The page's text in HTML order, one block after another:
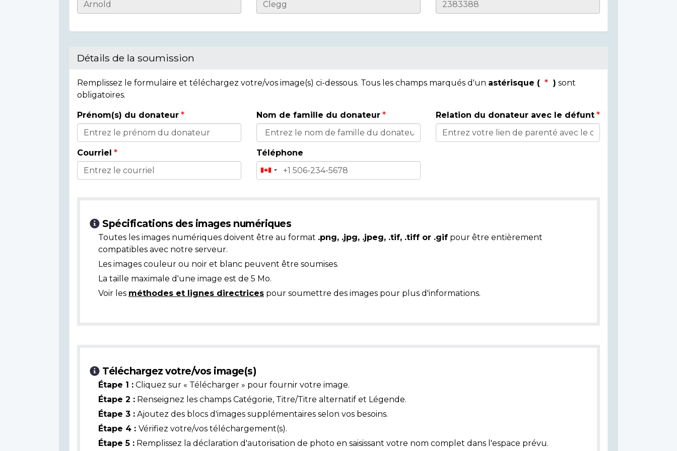
Informations
l'individu
Détails de la soumission
Remplissez le formulaire et téléchargez votre/vos image(s) ci-dessous. Tous les champs marqués d'un astérisque ( ) sont
obligatoires.
Détails
du
donateur
Prénom(s) du donateur Nom de famille du donateur Relation du donateur avec le défunt
Courriel Téléphone
Spécifications des images numériques
Toutes les images numériques doivent être au format .png, .jpg, .jpeg, .tif, .tiff or .gif pour être entièrement
compatibles avec notre serveur.
Les images couleur ou noir et blanc peuvent être soumises.
La taille maximale d'une image est de 5 Mo.
Voir les méthodes et lignes directrices pour soumettre des images pour plus d'informations.
Téléchargez votre/vos image(s)
Étape 1 : Cliquez sur « Télécharger » pour fournir votre image.
Étape 2 : Renseignez les champs Catégorie, Titre/Titre alternatif et Légende.
Étape 3 : Ajoutez des blocs d'images supplémentaires selon vos besoins.
Étape 4 : Vérifiez votre/vos téléchargement(s).
Étape 5 : Remplissez la déclaration d'autorisation de photo en saisissant votre nom complet dans l'espace prévu.